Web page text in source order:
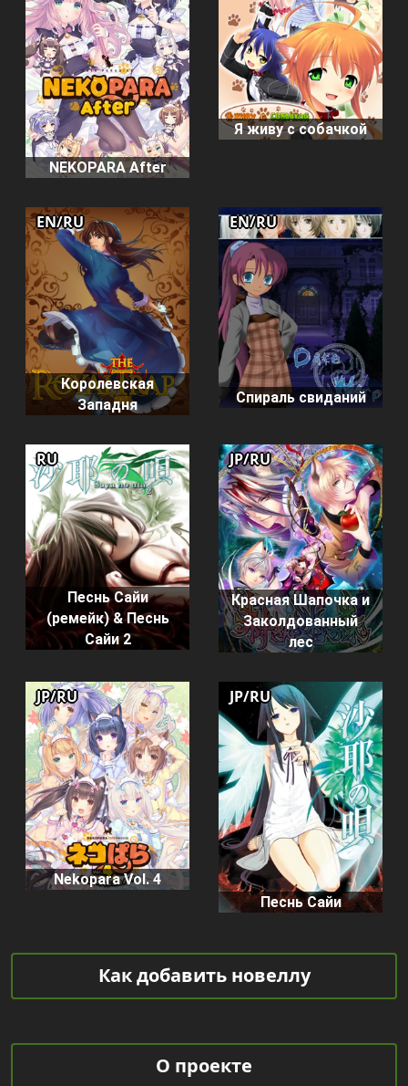
NEKOPARA After
Я живу с собачкой
Королевская
Западня
EN/RU
Спираль свиданий
EN/RU
Песнь Сайи
(ремейк) & Песнь
Сайи 2
RU
Красная Шапочка и
Заколдованный
лес
JP/RU
Nekopara Vol. 4
JP/RU
Песнь Сайи
JP/RU
Как добавить новеллу
О проекте